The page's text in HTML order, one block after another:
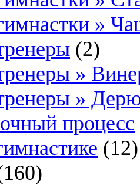
»
(2)
»
»
процесс
(12)